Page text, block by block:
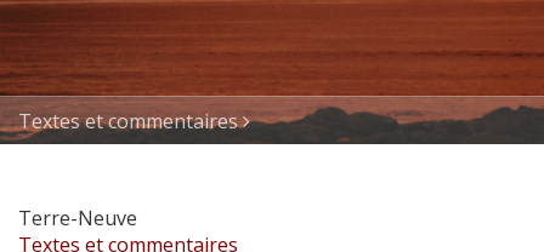
Textes et commentaires
Terre-Neuve
Textes et commentaires